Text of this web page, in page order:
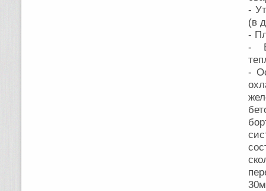
-
(в
-
-
-